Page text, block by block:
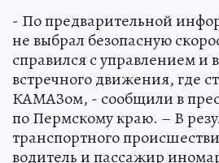
- По предварительной
не выбрал безопасную
справился с управлением и
встречного движения, где
КАМАЗом, - сообщили в
по Пермскому краю. – В
транспортного
водитель и пассажир